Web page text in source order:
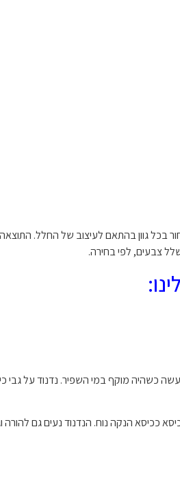
בכל גוון בהתאם לעיצוב של החלל.
צבעים, לפי בחירה.
כשהיה מוקף במי השפיר. נדנוד על
ככיסא הנקה נוח. הנדנוד נעים גם להורה